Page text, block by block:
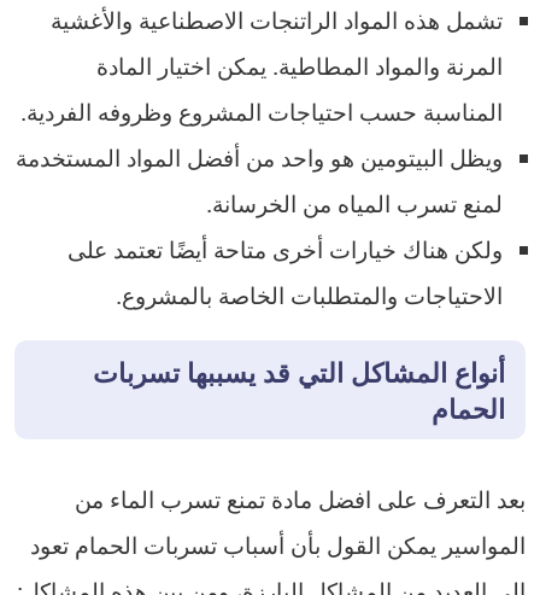
تشمل هذه المواد الراتنجات الاصطناعية والأغشية
المرنة والمواد المطاطية. يمكن اختيار المادة
المناسبة حسب احتياجات المشروع وظروفه الفردية.
ويظل البيتومين هو واحد من أفضل المواد المستخدمة
لمنع تسرب المياه من الخرسانة.
ولكن هناك خيارات أخرى متاحة أيضًا تعتمد على
الاحتياجات والمتطلبات الخاصة بالمشروع.
أنواع المشاكل التي قد يسببها تسربات
الحمام
بعد التعرف على افضل مادة تمنع تسرب الماء من
المواسير يمكن القول بأن أسباب تسربات الحمام تعود